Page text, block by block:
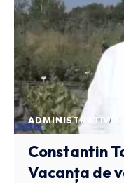
ADMINISTRATIV
Constantin
Vacanța de